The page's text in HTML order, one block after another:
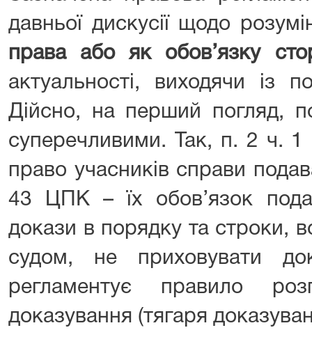
давньої дискусії щодо
права або як обов’язку
актуальності, виходячи із
Дійсно, на перший погляд,
суперечливими. Так, п. 2 ч.
право учасників справи
43 ЦПК – їх обов’язок
докази в порядку та строки,
судом, не приховувати
регламентує правило
доказування (тягаря